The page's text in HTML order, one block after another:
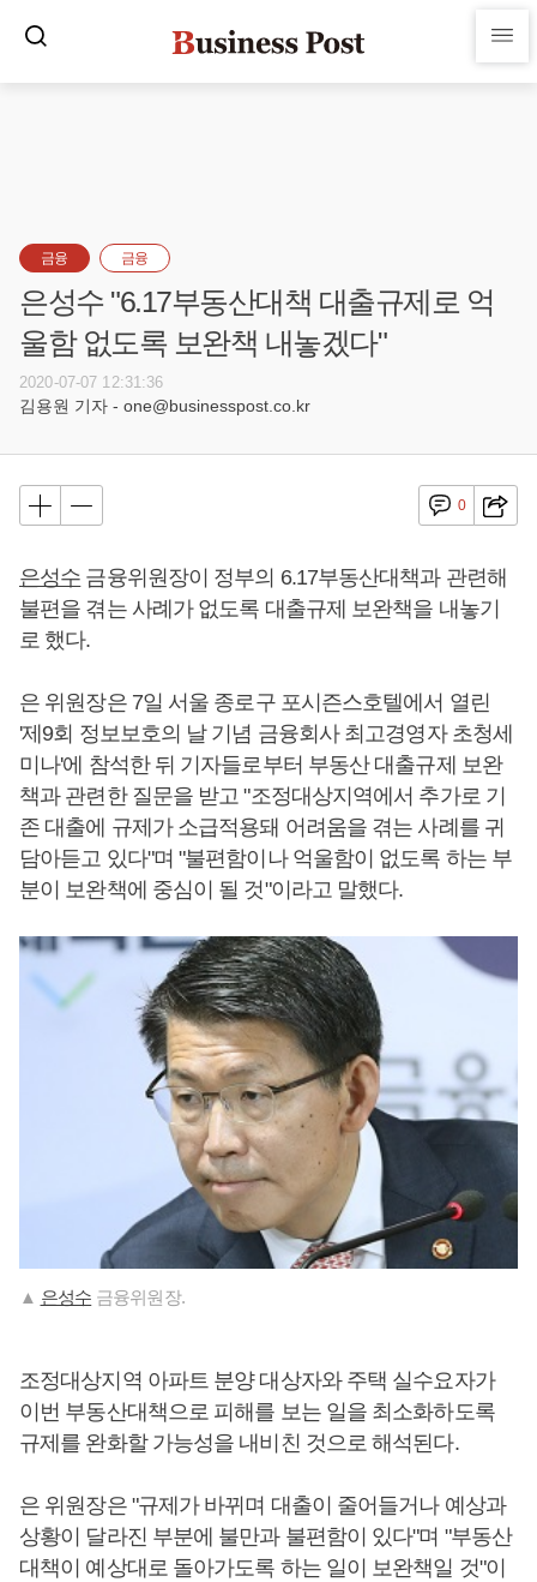
금융 금융
은성수 "6.17부동산대책 대출규제로 억
울함 없도록 보완책 내놓겠다"
2020-07-07 12:31:36
김용원 기자 - one@businesspost.co.kr
0
은성수 금융위원장이 정부의 6.17부동산대책과 관련해
불편을 겪는 사례가 없도록 대출규제 보완책을 내놓기
로 했다.
은 위원장은 7일 서울 종로구 포시즌스호텔에서 열린
'제9회 정보보호의 날 기념 금융회사 최고경영자 초청세
미나'에 참석한 뒤 기자들로부터 부동산 대출규제 보완
책과 관련한 질문을 받고 "조정대상지역에서 추가로 기
존 대출에 규제가 소급적용돼 어려움을 겪는 사례를 귀
담아듣고 있다"며 "불편함이나 억울함이 없도록 하는 부
분이 보완책에 중심이 될 것"이라고 말했다.
▲ 은성수 금융위원장.
조정대상지역 아파트 분양 대상자와 주택 실수요자가
이번 부동산대책으로 피해를 보는 일을 최소화하도록
규제를 완화할 가능성을 내비친 것으로 해석된다.
은 위원장은 "규제가 바뀌며 대출이 줄어들거나 예상과
상황이 달라진 부분에 불만과 불편함이 있다"며 "부동산
대책이 예상대로 돌아가도록 하는 일이 보완책일 것"이